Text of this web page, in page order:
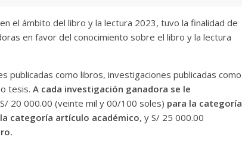
el ámbito del libro y la lectura 2023, tuvo la finalidad de
en favor del conocimiento sobre el libro y la lectura
publicadas como libros, investigaciones publicadas como
tesis. A cada investigación ganadora se le
20 000.00 (veinte mil y 00/100 soles) para la categoría
categoría artículo académico, y S/ 25 000.00